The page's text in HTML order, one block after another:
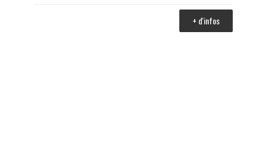
+ d'infos